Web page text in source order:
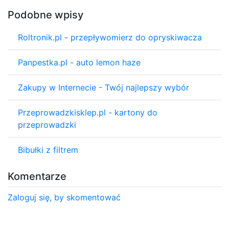
Podobne wpisy
Roltronik.pl - przepływomierz do opryskiwacza
Panpestka.pl - auto lemon haze
Zakupy w Internecie - Twój najlepszy wybór
Przeprowadzkisklep.pl - kartony do
przeprowadzki
Bibułki z filtrem
Komentarze
Zaloguj się, by skomentować